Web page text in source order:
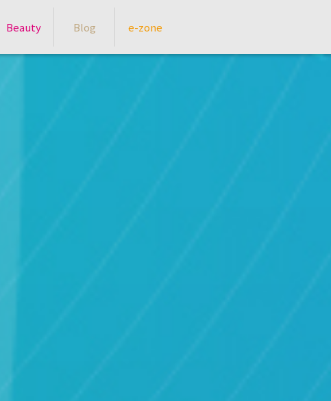
Beauty Blog e-zone